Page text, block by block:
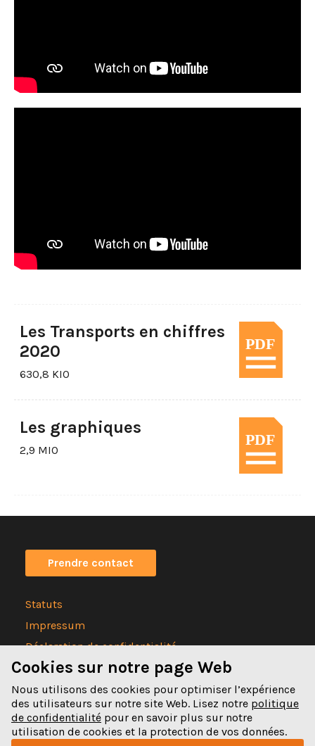
Les Transports en chiffres
2020
630,8 KIO
Les graphiques
2,9 MIO
Prendre contact
Statuts
Impressum
Déclaration de confidentialité
Spitalgasse 32
Cookies sur notre page Web
Nous utilisons des cookies pour optimiser l’expérience
des utilisateurs sur notre site Web. Lisez notre politique
de confidentialité pour en savoir plus sur notre
utilisation de cookies et la protection de vos données.